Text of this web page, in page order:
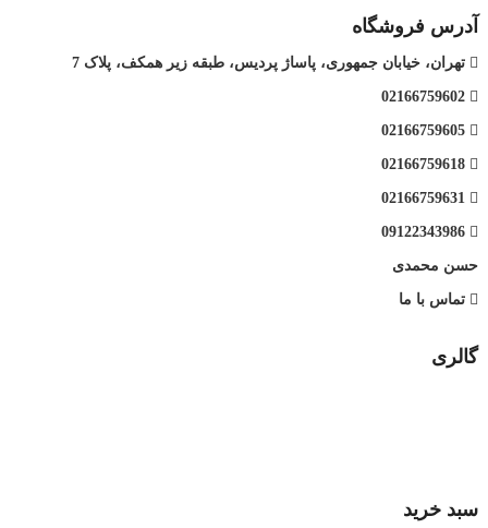
آدرس فروشگاه
تهران، خیابان جمهوری، پاساژ پردیس، طبقه زیر همکف، پلاک 7
حسن محمدی
تماس با ما
گالری
سبد خرید